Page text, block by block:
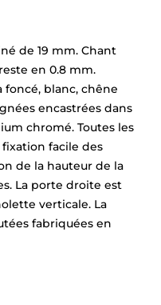
de 19 mm. Chant
en 0.8 mm.
foncé, blanc, chêne
encastrées dans
chromé. Toutes les
facile des
de la hauteur de la
La porte droite est
verticale. La
fabriquées en